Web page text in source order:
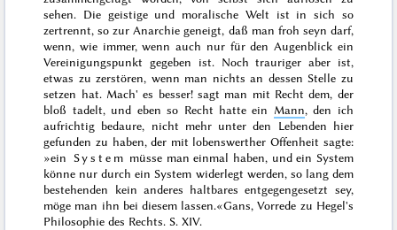
sehen. Die geistige und moralische Welt ist in sich so
zertrennt, so zur Anarchie geneigt, daß man froh seyn darf,
wenn, wie immer, wenn auch nur für den Augenblick ein
Vereinigungspunkt gegeben ist. Noch trauriger aber ist,
etwas zu zerstören, wenn man nichts an dessen Stelle zu
setzen hat. Mach' es besser! sagt man mit Recht dem, der
bloß tadelt, und eben so Recht hatte ein Mann, den ich
aufrichtig bedaure, nicht mehr unter den Lebenden hier
gefunden zu haben, der mit lobenswerther Offenheit sagte:
»ein
System müsse man einmal haben, und ein System
könne nur durch ein System widerlegt werden, so lang dem
bestehenden kein anderes haltbares entgegengesetzt sey,
möge man ihn bei diesem lassen.«Gans, Vorrede zu Hegel's
Philosophie des Rechts. S. XIV.